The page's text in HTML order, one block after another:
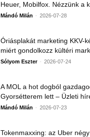
Heuer, Mobilfox. Nézzünk a
Mándó Milán - 2026-07-28
Óriásplakát marketing KKV-
miért gondolkozz kültéri
Sólyom Eszter - 2026-07-24
A MOL a hot dogból
Gyorsétterem lett – Üzleti
Mándó Milán - 2026-07-23
Tokenmaxxing: az Uber